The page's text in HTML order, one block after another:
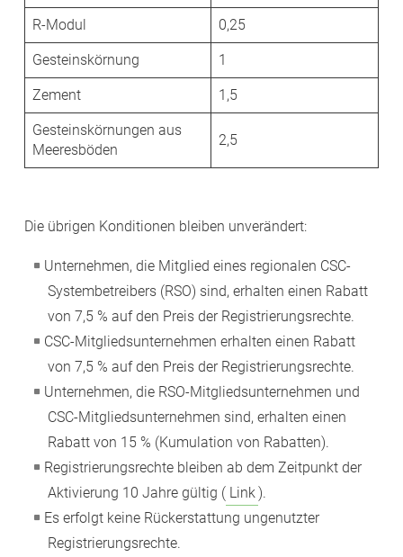
R-Modul 0,25
Gesteinskörnung 1
Zement 1,5
Gesteinskörnungen aus
Meeresböden
2,5
Die übrigen Konditionen bleiben unverändert:
Unternehmen, die Mitglied eines regionalen CSC-
Systembetreibers (RSO) sind, erhalten einen Rabatt
von 7,5 % auf den Preis der Registrierungsrechte.
CSC-Mitgliedsunternehmen erhalten einen Rabatt
von 7,5 % auf den Preis der Registrierungsrechte.
Unternehmen, die RSO-Mitgliedsunternehmen und
CSC-Mitgliedsunternehmen sind, erhalten einen
Rabatt von 15 % (Kumulation von Rabatten).
Registrierungsrechte bleiben ab dem Zeitpunkt der
Aktivierung 10 Jahre gültig ( Link ).
Es erfolgt keine Rückerstattung ungenutzter
Registrierungsrechte.